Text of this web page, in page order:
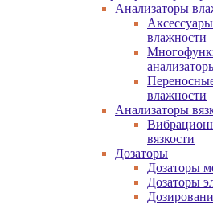
Анализаторы
влажности
влажности
Анализаторы
вязкости
Дозаторы
Дозаторы
Дозаторы